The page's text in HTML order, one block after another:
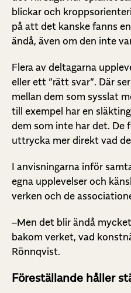
blickar och
på att det kanske fanns
ändå, även om den inte
Flera av deltagarna
eller ett ”rätt svar”. Där
mellan dem som sysslat
till exempel har en
dem som inte har det. De
uttrycka mer direkt vad
I anvisningarna inför
egna upplevelser och
verken och de
–Men det blir ändå
bakom verket, vad
Rönnqvist.
Föreställande håller